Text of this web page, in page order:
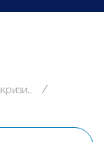
Поддержка МСП. Антикризисные меры